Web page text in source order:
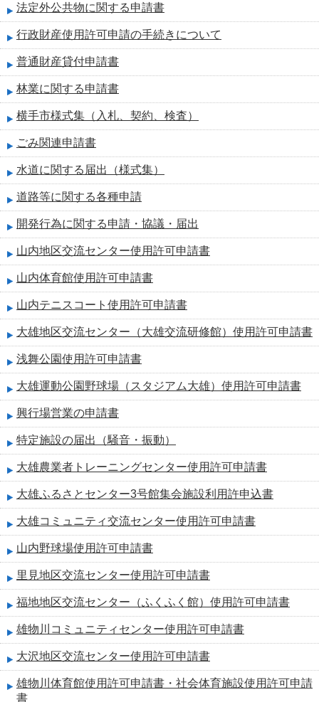
法定外公共物に関する申請書
行政財産使用許可申請の手続きについて
普通財産貸付申請書
林業に関する申請書
横手市様式集（入札、契約、検査）
ごみ関連申請書
水道に関する届出（様式集）
道路等に関する各種申請
開発行為に関する申請・協議・届出
山内地区交流センター使用許可申請書
山内体育館使用許可申請書
山内テニスコート使用許可申請書
大雄地区交流センター（大雄交流研修館）使用許可申請書
浅舞公園使用許可申請書
大雄運動公園野球場（スタジアム大雄）使用許可申請書
興行場営業の申請書
特定施設の届出（騒音・振動）
大雄農業者トレーニングセンター使用許可申請書
大雄ふるさとセンター3号館集会施設利用許申込書
大雄コミュニティ交流センター使用許可申請書
山内野球場使用許可申請書
里見地区交流センター使用許可申請書
福地地区交流センター（ふくふく館）使用許可申請書
雄物川コミュニティセンター使用許可申請書
大沢地区交流センター使用許可申請書
雄物川体育館使用許可申請書・社会体育施設使用許可申請
書